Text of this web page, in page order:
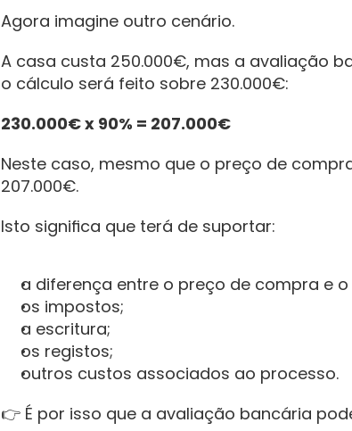
Agora imagine outro cenário.
A casa custa 250.000€, mas a avaliação
o cálculo será feito sobre 230.000€:
230.000€ x 90% = 207.000€
Neste caso, mesmo que o preço de
207.000€.
Isto significa que terá de suportar:
a diferença entre o preço de compra e
os impostos;
a escritura;
os registos;
outros custos associados ao processo.
👉 É por isso que a avaliação bancária